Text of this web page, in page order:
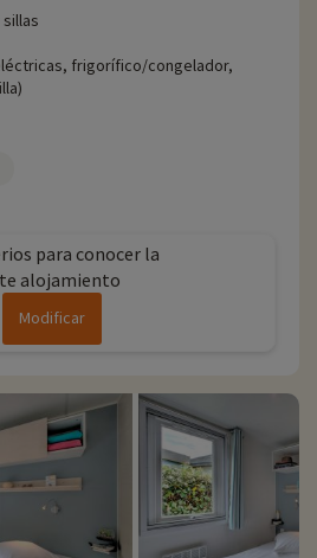
frigorífico/congelador,
para conocer la
alojamiento
Modificar